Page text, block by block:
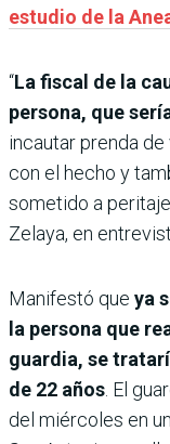
estudio de la
“La fiscal de la
persona, que
incautar prenda
con el hecho y
sometido a
Zelaya, en
Manifestó que ya
la persona que
guardia, se
de 22 años. El
del miércoles en